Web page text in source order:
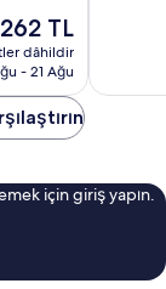
TL
TL
dâhildir
- 21 Ağu
için giriş yapın.